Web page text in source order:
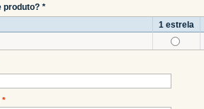
produto? *
1 estrela
*